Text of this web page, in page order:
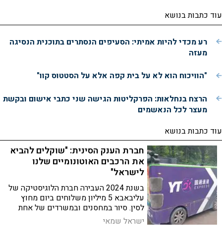
עוד כתבות בנושא
רע מכדי להיות אמיתי: הסעיפים הנסתרים בתוכנית הנסיגה
מעזה
"הוויכוח הוא לא על בית קפה אלא על הסטטוס קוו"
הרצח בנחלאות: הפרקליטות הגישה שני כתבי אישום ובקשת
מעצר לכל הנאשמים
עוד כתבות בנושא
חברת הענק הסינית: "שוקלים להביא
את הרכבים האוטונומיים שלנו
לישראל"
בשנת 2024 העבירה חברת הלוגיסטיקה של
עליבאבא 5 מיליון משלוחים ביום מחוץ
לסין. סיור במחסנים ובמשרדים של אחת
מחברות הלוגיסטיקה הגדולות בעולם. האם
בקרוב נראה את הרכבים האוטונומיים שלה
ישראל שמאי